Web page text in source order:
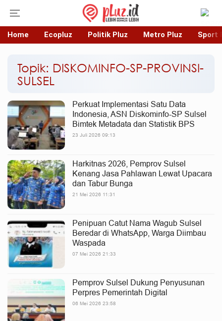
Home Ecopluz Politik Pluz Metro Pluz Sport
Topik: DISKOMINFO-SP-PROVINSI-
SULSEL
Perkuat Implementasi Satu Data
Indonesia, ASN Diskominfo-SP Sulsel
Bimtek Metadata dan Statistik BPS
23 Juli 2026 09:13
Harkitnas 2026, Pemprov Sulsel
Kenang Jasa Pahlawan Lewat Upacara
dan Tabur Bunga
21 Mei 2026 11:31
Penipuan Catut Nama Wagub Sulsel
Beredar di WhatsApp, Warga Diimbau
Waspada
07 Mei 2026 21:33
Pemprov Sulsel Dukung Penyusunan
Perpres Pemerintah Digital
06 Mei 2026 23:58